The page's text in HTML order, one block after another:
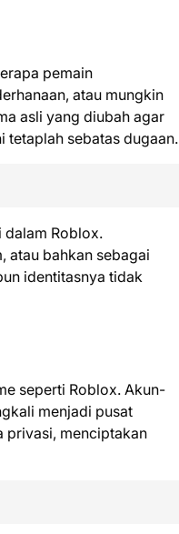
pemain
atau mungkin
asli yang diubah agar
tetaplah sebatas dugaan.
dalam Roblox.
atau bahkan sebagai
identitasnya tidak
seperti Roblox. Akun-
menjadi pusat
privasi, menciptakan